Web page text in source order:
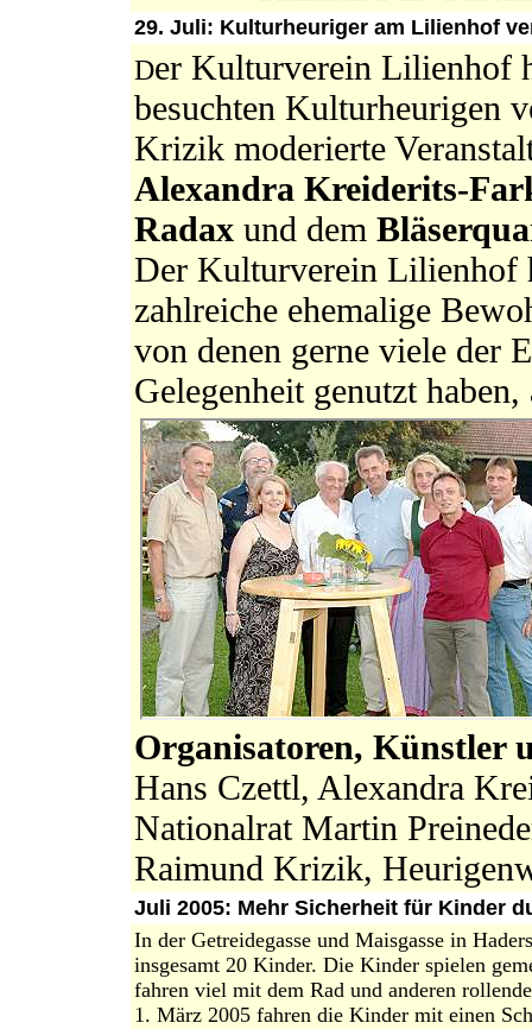
29. Juli: Kulturheuriger am Lilienhof
Der Kulturverein Lilienhof
besuchten Kulturheurigen
Krizik moderierte
Alexandra Kreiderits-
Radax und dem
Der Kulturverein Lilienhof
zahlreiche ehemalige
von denen gerne viele der
Gelegenheit genutzt
Organisatoren, Künstler
Hans Czettl, Alexandra
Nationalrat Martin
Raimund Krizik,
Juli 2005: Mehr Sicherheit für Kinder
In der Getreidegasse und Maisgasse in
insgesamt 20 Kinder. Die Kinder spielen
fahren viel mit dem Rad und anderen
1. März 2005 fahren die Kinder mit einen